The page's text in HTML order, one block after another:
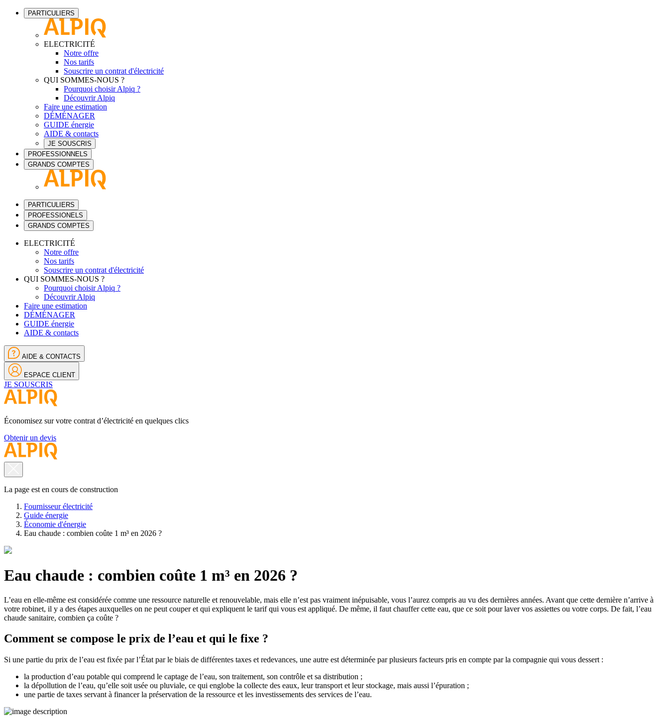
PARTICULIERS
ELECTRICITÉ
Notre offre
Nos tarifs
Souscrire un contrat d'électricité
QUI SOMMES-NOUS ?
Pourquoi choisir Alpiq ?
Découvrir Alpiq
Faire une estimation
DÉMÉNAGER
GUIDE énergie
AIDE & contacts
JE SOUSCRIS
PROFESSIONNELS
GRANDS COMPTES
PARTICULIERS
PROFESSIONELS
GRANDS COMPTES
ELECTRICITÉ
Notre offre
Nos tarifs
Souscrire un contrat d'électricité
QUI SOMMES-NOUS ?
Pourquoi choisir Alpiq ?
Découvrir Alpiq
Faire une estimation
DÉMÉNAGER
GUIDE énergie
AIDE & contacts
AIDE & CONTACTS
ESPACE CLIENT
JE SOUSCRIS
Économisez sur votre contrat d’électricité en quelques clics
Obtenir un devis
La page est en cours de construction
Fournisseur électricité
Guide énergie
Économie d'énergie
Eau chaude : combien coûte 1 m³ en 2026 ?
Eau chaude : combien coûte 1 m³ en 2026 ?
L’eau en elle-même est considérée comme une ressource naturelle et renouvelable, mais elle n’est pas vraiment inépuisable, vous l’aurez compris au vu des dernières années. Avant que cette dernière n’arrive à
votre robinet, il y a des étapes auxquelles on ne peut couper et qui expliquent le tarif qui vous est appliqué. De même, il faut chauffer cette eau, que ce soit pour laver vos assiettes ou votre corps. De fait, l’eau
chaude sanitaire, combien ça coûte ?
Comment se compose le prix de l’eau et qui le fixe ?
Si une partie du prix de l’eau est fixée par l’État par le biais de différentes taxes et redevances, une autre est déterminée par plusieurs facteurs pris en compte par la compagnie qui vous dessert :
la production d’eau potable qui comprend le captage de l’eau, son traitement, son contrôle et sa distribution ;
la dépollution de l’eau, qu’elle soit usée ou pluviale, ce qui englobe la collecte des eaux, leur transport et leur stockage, mais aussi l’épuration ;
une partie de taxes servant à financer la préservation de la ressource et les investissements des services de l’eau.